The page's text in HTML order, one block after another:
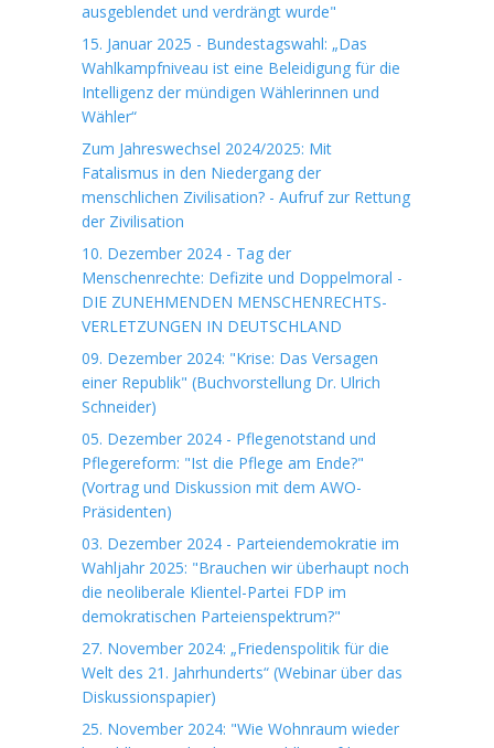
ausgeblendet und verdrängt wurde"
15. Januar 2025 - Bundestagswahl: „Das
Wahlkampfniveau ist eine Beleidigung für die
Intelligenz der mündigen Wählerinnen und
Wähler“
Zum Jahreswechsel 2024/2025: Mit
Fatalismus in den Niedergang der
menschlichen Zivilisation? - Aufruf zur Rettung
der Zivilisation
10. Dezember 2024 - Tag der
Menschenrechte: Defizite und Doppelmoral -
DIE ZUNEHMENDEN MENSCHENRECHTS-
VERLETZUNGEN IN DEUTSCHLAND
09. Dezember 2024: "Krise: Das Versagen
einer Republik" (Buchvorstellung Dr. Ulrich
Schneider)
05. Dezember 2024 - Pflegenotstand und
Pflegereform: "Ist die Pflege am Ende?"
(Vortrag und Diskussion mit dem AWO-
Präsidenten)
03. Dezember 2024 - Parteiendemokratie im
Wahljahr 2025: "Brauchen wir überhaupt noch
die neoliberale Klientel-Partei FDP im
demokratischen Parteienspektrum?"
27. November 2024: „Friedenspolitik für die
Welt des 21. Jahrhunderts“ (Webinar über das
Diskussionspapier)
25. November 2024: "Wie Wohnraum wieder